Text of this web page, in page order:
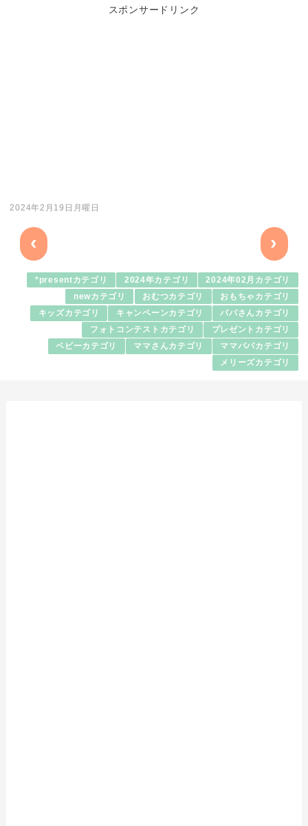
スポンサードリンク
2024年2月19日月曜日
‹ ›
*presentカテゴリ 2024年カテゴリ 2024年02月カテゴリ
newカテゴリ おむつカテゴリ おもちゃカテゴリ
キッズカテゴリ キャンペーンカテゴリ パパさんカテゴリ
フォトコンテストカテゴリ プレゼントカテゴリ
ベビーカテゴリ ママさんカテゴリ ママパパカテゴリ
メリーズカテゴリ